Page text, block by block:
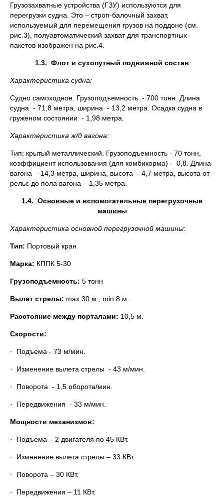
Грузозахватные устройства (ГЗУ) используются для
перегрузки судна. Это – строп-балочный захват,
используемый для перемещения грузов на поддоне (см.
рис.3), полуавтоматический захват для транспортных
пакетов изображен на рис.4.
1.3. Флот и сухопутный подвижной состав
Характеристика судна:
Судно самоходное. Грузоподъемность - 700 тонн. Длина
судна - 71,8 метра, ширина - 13,2 метра. Осадка судна в
груженом состоянии - 1,98 метра.
Характеристика ж/д вагона:
Тип: крытый металлический. Грузоподъемность - 70 тонн,
коэффициент использования (для комбикорма) - 0,8. Длина
вагона - 14,3 метра, ширина, высота - 4,7 метра, высота от
рельс до пола вагона – 1,35 метра.
1.4. Основные и вспомогательные перегрузочные
машины
Характеристика основной перегрузочной машины:
Тип: Портовый кран
Марка: КППК 5-30
Грузоподъемность: 5 тонн
Вылет стрелы: max 30 м., min 8 м.
Расстояние между порталами: 10,5 м.
Скорости:
· Подъема - 73 м/мин.
· Изменение вылета стрелы - 43 м/мин.
· Поворота - 1,5 оборота/мин.
· Передвижения - 33 м/мин.
Мощности механизмов:
· Подъема – 2 двигателя по 45 КВт.
· Изменение вылета стрелы – 33 КВт.
· Поворота – 30 КВт.
· Передвижения – 11 КВт.